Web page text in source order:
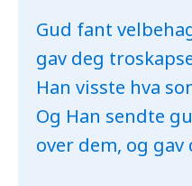
Gud fant
gav deg
Han visste hva
Og Han sendte
over dem, og